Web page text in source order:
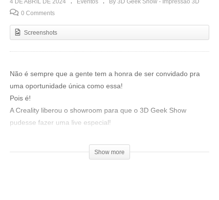
4 DE ABRIL DE 2024 Eventos
By 3D Geek Show - Impressão 3D
0 Comments
Screenshots
Não é sempre que a gente tem a honra de ser convidado pra
uma oportunidade única como essa!
Pois é!
A Creality liberou o showroom para que o 3D Geek Show
pudesse fazer uma live especial!
Show more